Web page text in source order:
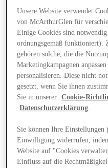
Unsere Website verwendet
von McArthurGlen für
Einige Cookies sind
ordnungsgemäß funktioniert).
gehören solche, die die
Marketingkampagnen
personalisieren. Diese nicht
gesetzt, wenn Sie ihnen
Sie in unserer
Cookie-
Datenschutzerklärung
Sie können Ihre Einstellungen
Einwilligung widerrufen,
Website auf "Cookies
Einfluss auf die